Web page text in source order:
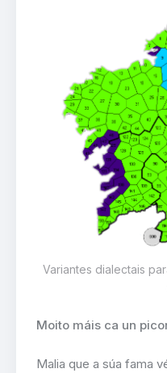
Variantes dialectais
Moito máis ca un
Malia que a súa fama